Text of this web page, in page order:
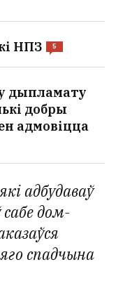
НПЗ 5
дыпламату
добры
адмовіцца
адбудаваў
дом-
спадчына